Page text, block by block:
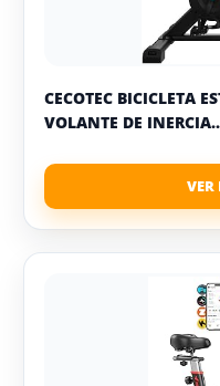
CECOTEC BICICLETA
VOLANTE DE